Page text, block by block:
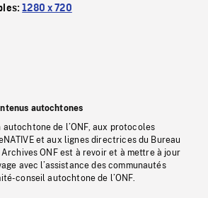
1280 x 720
autochtones
de l’ONF, aux protocoles
et aux lignes directrices du Bureau
ONF est à revoir et à mettre à jour
avec l’assistance des communautés
conseil autochtone de l’ONF.